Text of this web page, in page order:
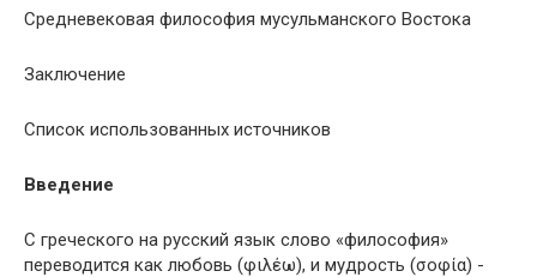
Средневековая философия мусульманского Востока
Заключение
Список использованных источников
Введение
С греческого на русский язык слово «философия»
переводится как любовь (φιλέω), и мудрость (σοφία) -